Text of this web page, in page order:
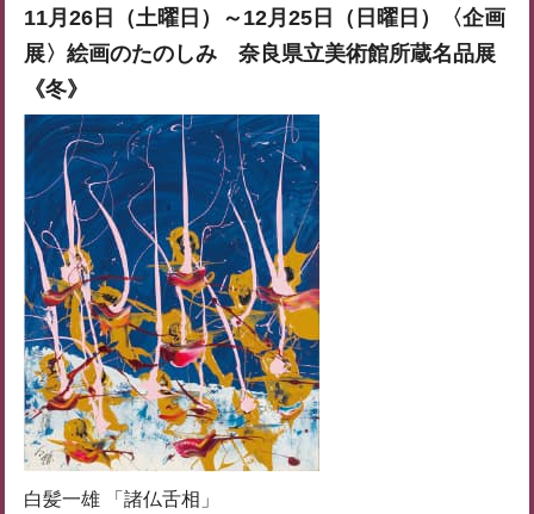
11月26日（土曜日）～12月25日（日曜日）
〈企画
展〉絵画のたのしみ 奈良県立美術館所蔵名品展
《冬》
白髪一雄 「諸仏舌相」